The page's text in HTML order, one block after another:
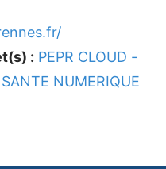
: PEPR CLOUD -
SANTE NUMERIQUE